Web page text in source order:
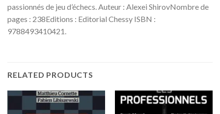
passionnés de jeu d’échecs. Auteur : Alexei ShirovNombre de
pages : 238Editions : Editorial Chessy ISBN :
9788493410421.
RELATED PRODUCTS